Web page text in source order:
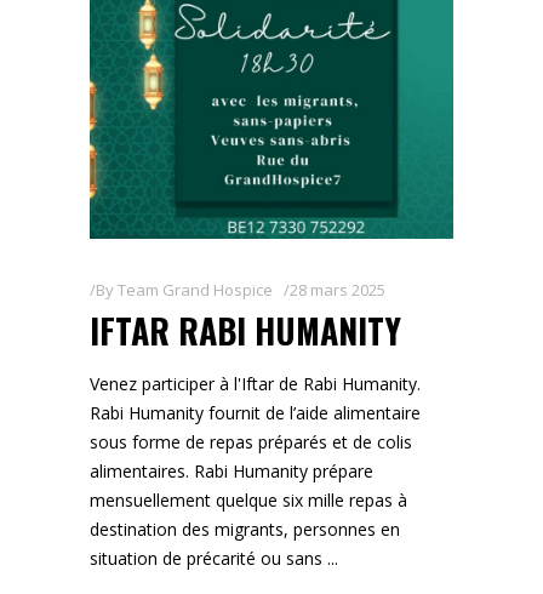
ByTeam Grand Hospice 28 mars 2025
IFTAR RABI HUMANITY
Venez participer à l'Iftar de Rabi Humanity.
Rabi Humanity fournit de l’aide alimentaire
sous forme de repas préparés et de colis
alimentaires. Rabi Humanity prépare
mensuellement quelque six mille repas à
destination des migrants, personnes en
situation de précarité ou sans